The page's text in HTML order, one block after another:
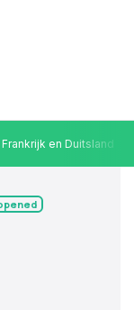
en Duitsland